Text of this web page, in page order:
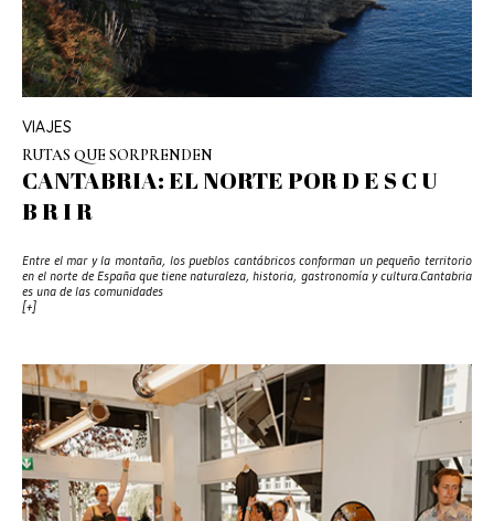
VIAJES
RUTAS QUE SORPRENDEN
CANTABRIA: EL NORTE POR D E S C U
B R I R
Entre el mar y la montaña, los pueblos cantábricos conforman un pequeño territorio
en el norte de España que tiene naturaleza, historia, gastronomía y cultura.Cantabria
es una de las comunidades
[+]